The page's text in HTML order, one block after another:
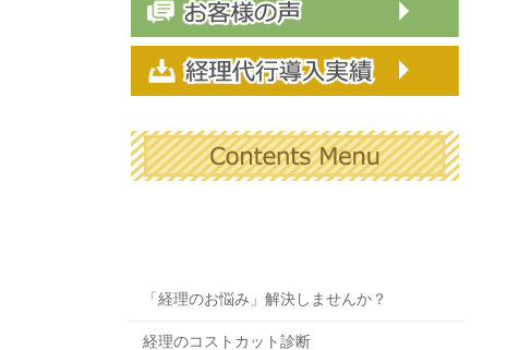
「経理のお悩み」解決しませんか？
経理のコストカット診断